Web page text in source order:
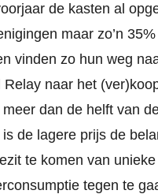
de kasten al
maar zo’n
vinden zo hun weg
Relay naar het
dan de helft van
de lagere prijs de
te komen van
tegen te